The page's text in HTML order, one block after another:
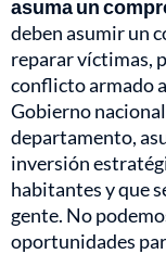
asuma un
deben asumir un
reparar víctimas,
conflicto armado
Gobierno
departamento,
inversión
habitantes y que
gente. No
oportunidades